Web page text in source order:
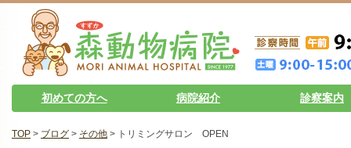
初めての方へ 病院紹介 診察案内
TOP > ブログ > その他 > トリミングサロン OPEN